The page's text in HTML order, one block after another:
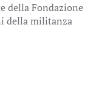
della Fondazione
della militanza